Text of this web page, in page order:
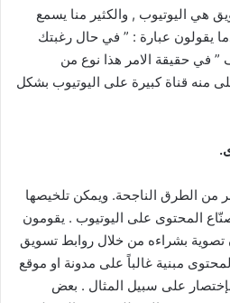
هي اليوتيوب , والكثير منا يسمع
يقولون عبارة : ” في حال رغبتك
” في حقيقة الامر هذا نوع من
منه قناة كبيرة على اليوتيوب بشكل
من الطرق الناجحة. ويمكن تلخيصها
صنّاع المحتوى على اليوتيوب . يقومون
تصوية بشراءه من خلال روابط تسويق
مبنية غالباً على مدونة او موقع
بإختصار على سبيل المثال . بعض